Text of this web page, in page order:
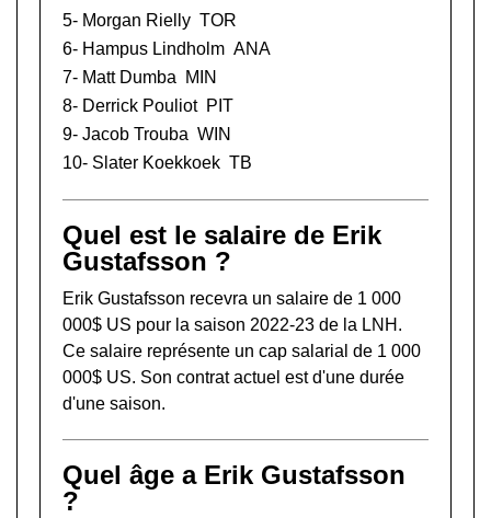
5- Morgan Rielly TOR
6- Hampus Lindholm ANA
7- Matt Dumba
MIN
8- Derrick Pouliot PIT
9- Jacob Trouba WIN
10- Slater Koekkoek TB
Quel est le salaire de Erik
Gustafsson ?
Erik Gustafsson recevra un salaire de 1 000
000$ US pour la saison 2022-23 de la LNH.
Ce salaire représente un cap salarial de 1 000
000$ US. Son contrat actuel est d'une durée
d'une saison.
Quel âge a Erik Gustafsson
?